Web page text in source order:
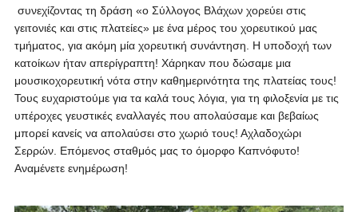
συνεχίζοντας τη δράση «ο Σύλλογος Βλάχων χορεύει στις
γειτονιές και στις πλατείες» με ένα μέρος του χορευτικού μας
τμήματος, για ακόμη μία χορευτική συνάντηση. Η υποδοχή των
κατοίκων ήταν απερίγραπτη! Χάρηκαν που δώσαμε μια
μουσικοχορευτική νότα στην καθημερινότητα της πλατείας τους!
Τους ευχαριστούμε για τα καλά τους λόγια, για τη φιλοξενία με τις
υπέροχες γευστικές εναλλαγές που απολαύσαμε και βεβαίως
μπορεί κανείς να απολαύσει στο χωριό τους! Αχλαδοχώρι
Σερρών. Επόμενος σταθμός μας το όμορφο Καπνόφυτο!
Αναμένετε ενημέρωση!